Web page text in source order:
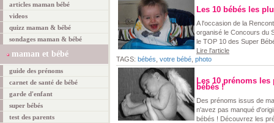
articles maman bébé
videos
quizz maman & bébé
sondages maman & bébé
maman et bébé
guide des prénoms
carnet de santé de bébé
garde d'enfant
super bébés
test des parents
Les 10 bébés les
A l'occasion de la
organisé le Concours du
le TOP 10 des Super
Lire l'article
TAGS: bébés votre bébé photo
Les 10 prénoms
bébés !
Des prénoms issus de
n'avez pas manqué
bébés ! Découvrez les